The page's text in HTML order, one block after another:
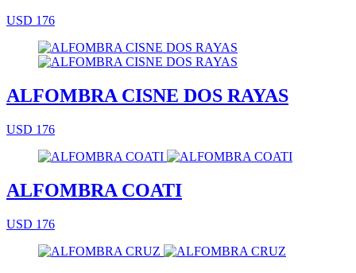
USD 176
ALFOMBRA CISNE DOS RAYAS
USD 176
ALFOMBRA COATI
USD 176